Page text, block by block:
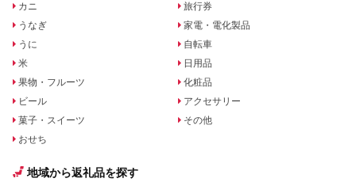
カニ
うなぎ
うに
米
果物・フルーツ
ビール
菓子・スイーツ
おせち
旅行券
家電・電化製品
自転車
日用品
化粧品
アクセサリー
その他
地域から返礼品を探す